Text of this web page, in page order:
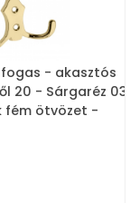
- akasztós
20 - Sárgaréz 03 -
fém ötvözet -